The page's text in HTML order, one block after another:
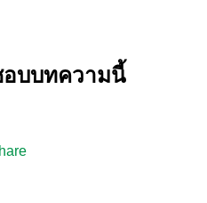
บบทความนี้